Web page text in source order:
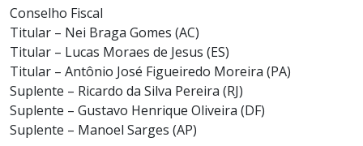
Conselho Fiscal
Titular – Nei Braga Gomes (AC)
Titular – Lucas Moraes de Jesus (ES)
Titular – Antônio José Figueiredo Moreira (PA)
Suplente – Ricardo da Silva Pereira (RJ)
Suplente – Gustavo Henrique Oliveira (DF)
Suplente – Manoel Sarges (AP)